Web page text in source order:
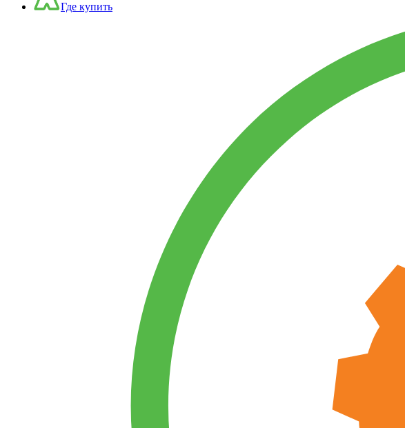
Где купить